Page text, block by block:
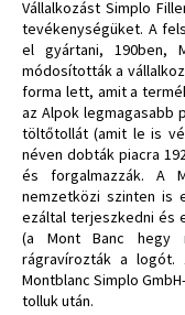
Vállalkozást Simplo
tevékenységüket. A
el gyártani, 190ben,
módosították a
forma lett, amit a
az Alpok legmagasabb
töltőtollát (amit le is
néven dobták piacra
és forgalmazzák. A
nemzetközi szinten is
ezáltal terjeszkedni és
(a Mont Banc hegy
rágravírozták a logót.
Montblanc Simplo
tolluk után.